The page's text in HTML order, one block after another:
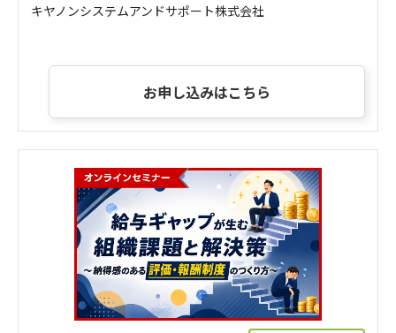
キヤノンシステムアンドサポート株式会社
お申し込みはこちら